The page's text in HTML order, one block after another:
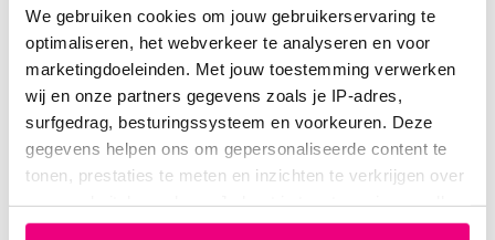
We gebruiken cookies om jouw gebruikerservaring te
optimaliseren, het webverkeer te analyseren en voor
marketingdoeleinden. Met jouw toestemming verwerken
wij en onze partners gegevens zoals je IP-adres,
surfgedrag, besturingssysteem en voorkeuren. Deze
gegevens helpen ons om gepersonaliseerde content te
tonen, prestaties te meten en inzichten te verkrijgen over
moment wijzigen of intrekken via het cookie-icoontje
Loginofregistreerom te reageren
Lies46 13-02-2026 om 22:24 uur
Reactie op Anita2